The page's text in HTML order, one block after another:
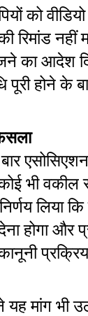
को
नहीं
का आदेश
पूरी होने के
भी वकील
लिया
होगा और
मांग भी